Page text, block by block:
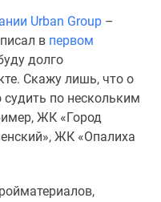
Urban Group –
в первом
долго
Скажу лишь, что о
по нескольким
ЖК «Город
ЖК «Опалиха